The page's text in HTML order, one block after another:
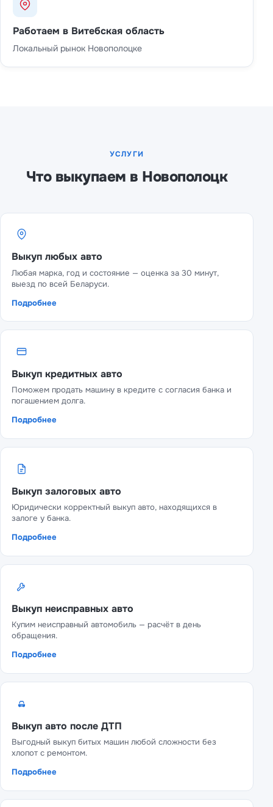
Работаем в Витебская область
Локальный рынок Новополоцке
УСЛУГИ
Что выкупаем в Новополоцк
Выкуп любых авто
Любая марка, год и состояние — оценка за 30 минут,
выезд по всей Беларуси.
Подробнее
Выкуп кредитных авто
Поможем продать машину в кредите с согласия банка и
погашением долга.
Подробнее
Выкуп залоговых авто
Юридически корректный выкуп авто, находящихся в
залоге у банка.
Подробнее
Выкуп неисправных авто
Купим неисправный автомобиль — расчёт в день
обращения.
Подробнее
Выкуп авто после ДТП
Выгодный выкуп битых машин любой сложности без
хлопот с ремонтом.
Подробнее